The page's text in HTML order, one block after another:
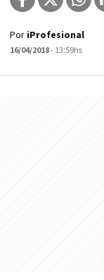
Por iProfesional
16/04/2018- 13:59hs